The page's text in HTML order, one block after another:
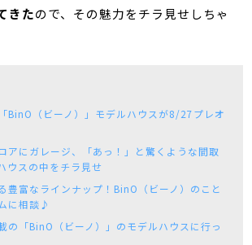
きたので、その魅力をチラ見せしちゃ
BinO（ビーノ）」モデルハウスが8/27プレオ
アにガレージ、「あっ！」と驚くような間取
ウスの中をチラ見せ
豊富なラインナップ！BinO（ビーノ）のこと
に相談♪
の「BinO（ビーノ）」のモデルハウスに行っ